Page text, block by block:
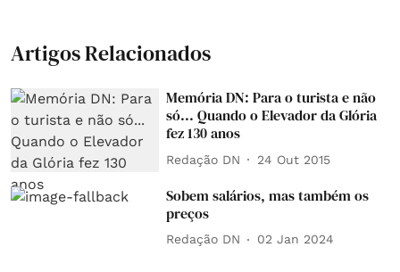
Artigos Relacionados
Memória DN: Para o turista e não
só... Quando o Elevador da Glória
fez 130 anos
Redação DN 24 Out 2015
Sobem salários, mas também os
preços
Redação DN 02 Jan 2024